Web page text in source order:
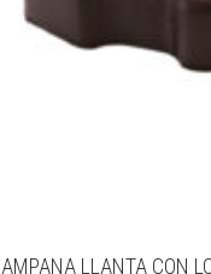
LLANTA CON